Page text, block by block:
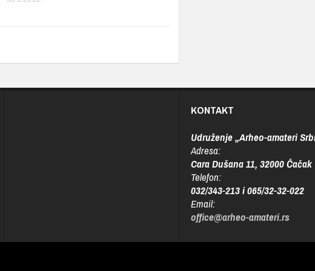
KONTAKT
Udruženje „Arheo-amateri
Adresa:
Cara Dušana 11, 32000 Čačak
Telefon:
032/343-213 i 065/32-32-022
Email:
office@arheo-amateri.rs